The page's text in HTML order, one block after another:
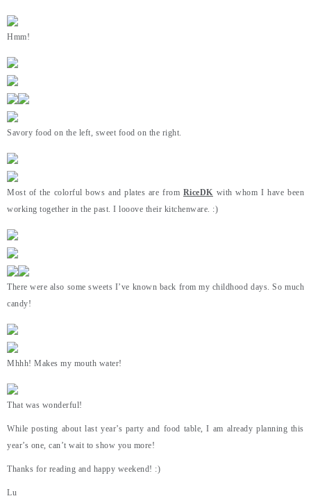
Hmm!
Savory food on the left, sweet food on the right.
Most of the colorful bows and plates are from RiceDK with whom I have been
working together in the past. I looove their kitchenware. :)
There were also some sweets I’ve known back from my childhood days. So much
candy!
Mhhh! Makes my mouth water!
That was wonderful!
While posting about last year’s party and food table, I am already planning this
year’s one, can’t wait to show you more!
Thanks for reading and happy weekend! :)
Lu